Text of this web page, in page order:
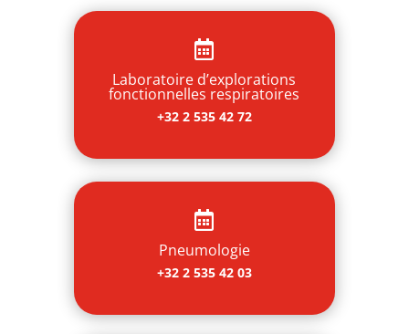

Laboratoire d’explorations
fonctionnelles respiratoires
+32 2 535 42 72

Pneumologie
+32 2 535 42 03